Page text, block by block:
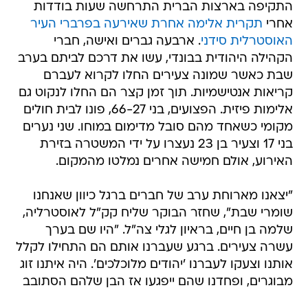
התקיפה בארצות הברית התרחשה שעות בודדות
אחרי תקרית אלימה אחרת שאירעה בפרברי העיר
האוסטרלית סידני. ארבעה גברים ואישה, חברי
הקהילה היהודית בבונדי, עשו את דרכם לביתם בערב
שבת כאשר שמונה צעירים החלו לקרוא לעברם
קריאות אנטישמיות. תוך זמן קצר הם החלו לנקוט גם
אלימות פיזית. הפצועים, בני 66-27, פונו לבית חולים
מקומי כשאחד מהם סובל מדימום במוחו. שני נערים
בני 17 וצעיר בן 23 נעצרו על ידי המשטרה בזירת
האירוע, אולם חמישה אחרים נמלטו מהמקום.
"יצאנו מארוחת ערב של חברים ברגל כיוון שאנחנו
שומרי שבת", שחזר הבוקר שליח קק"ל לאוסטרליה,
שלמה בן חיים, בראיון לגלי צה"ל. "היו שם בערך
עשרה צעירים. ברגע שעברנו אותם הם התחילו לקלל
אותנו וצעקו לעברנו 'יהודים מלוכלכים'. היה איתנו זוג
מבוגרים, ופחדנו שהם ייפגעו אז הבן שלהם הסתובב